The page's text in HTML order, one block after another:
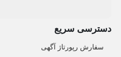
دسترسی سریع
سفارش رپورتاژ آگهی